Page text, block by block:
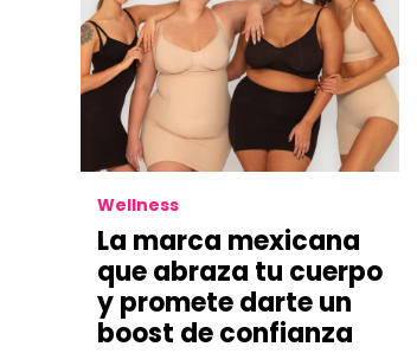
Wellness
La marca mexicana
que abraza tu cuerpo
y promete darte un
boost de confianza